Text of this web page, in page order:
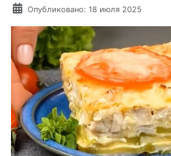
Информация о материале
Опубликовано: 18 июля 2025